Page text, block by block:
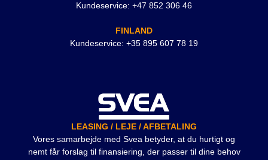
Kundeservice: +47 852 306 46
FINLAND
Kundeservice: +35 895 607 78 19
LEASING / LEJE / AFBETALING
Vores samarbejde med Svea betyder, at du hurtigt og
nemt får forslag til finansiering, der passer til dine behov